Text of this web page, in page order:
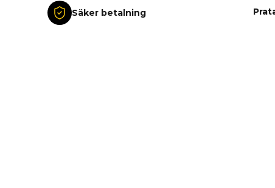
Säker betalning